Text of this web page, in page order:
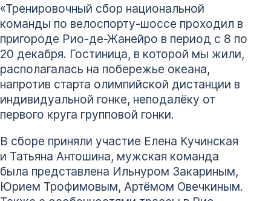
«Тренировочный сбор национальной
команды по велоспорту-шоссе проходил в
пригороде Рио-де-Жанейро в период с 8 по
20 декабря. Гостиница, в которой мы жили,
располагалась на побережье океана,
напротив старта олимпийской дистанции в
индивидуальной гонке, неподалёку от
первого круга групповой гонки.
В сборе приняли участие Елена Кучинская
и Татьяна Антошина, мужская команда
была представлена Ильнуром Закариным,
Юрием Трофимовым, Артёмом Овечкиным.